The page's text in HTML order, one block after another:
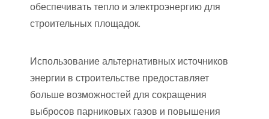
обеспечивать тепло и электроэнергию для
строительных площадок.
Использование альтернативных источников
энергии в строительстве предоставляет
больше возможностей для сокращения
выбросов парниковых газов и повышения